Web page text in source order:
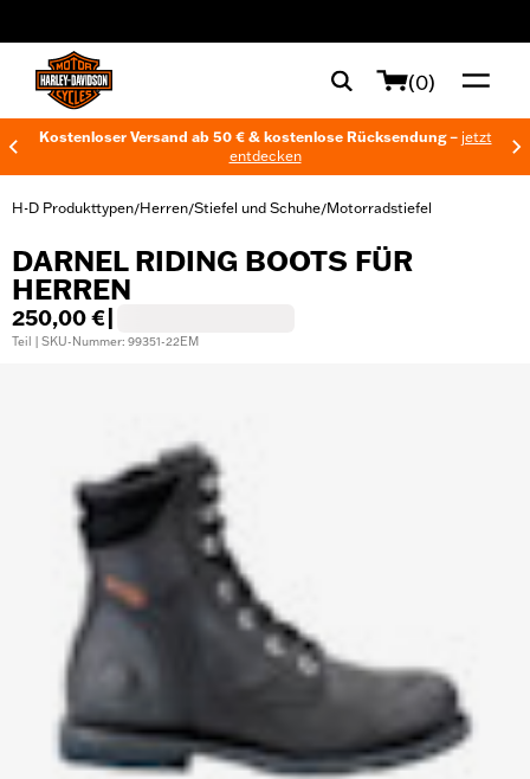
(0)
Kostenloser Versand ab 50 € & kostenlose Rücksendung – jetzt
entdecken
H-D Produkttypen/Herren/Stiefel und Schuhe/Motorradstiefel
DARNEL RIDING BOOTS FÜR
HERREN
250,00 €
Teil | SKU-Nummer: 99351-22EM